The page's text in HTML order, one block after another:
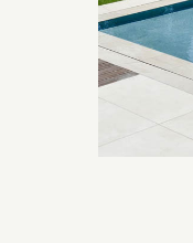
options